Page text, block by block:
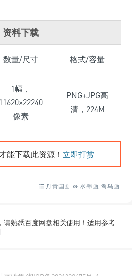
资料下载
数量/尺寸 格式/容量
1幅，
11620×22240
像素
PNG+JPG高
清，224M
能下载此资源！ 立即打赏
水墨画 ,禽鸟画
丹青国画
请熟悉百度网盘相关使用！适用参考